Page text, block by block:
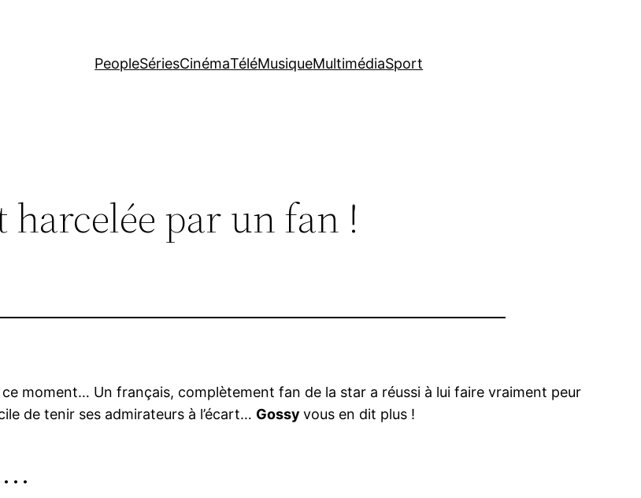
PeopleSériesCinémaTéléMusiqueMultimédiaSport
par un fan !
moment… Un français, complètement fan de la star a réussi à lui faire vraiment peur
de tenir ses admirateurs à l’écart… Gossyvous en dit plus !